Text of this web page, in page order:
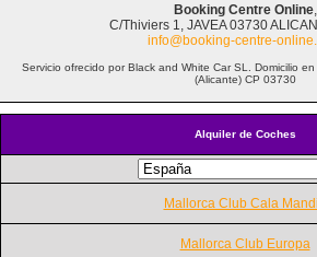
Alquiler de Coches
Mallorca Club Cala
Mallorca Club Europa
Booking Centre Online,
C/Thiviers 1, JAVEA 03730
info@booking-centre-
Servicio ofrecido por Black and White Car SL. Domicilio
(Alicante) CP 03730